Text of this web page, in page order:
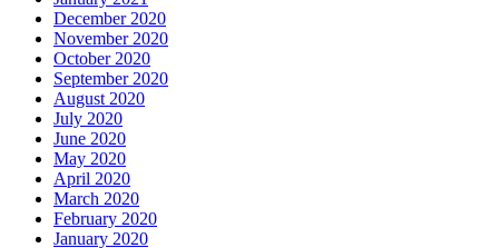
December 2020
November 2020
October 2020
September 2020
August 2020
July 2020
June 2020
May 2020
April 2020
March 2020
February 2020
January 2020